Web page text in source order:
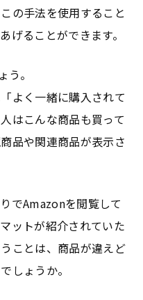
の手法を使用すること
げることができます。
。
よく一緒に購入されて
はこんな商品も買って
品や関連商品が表示さ
でAmazonを閲覧して
ットが紹介されていた
ことは、商品が違えど
しょうか。